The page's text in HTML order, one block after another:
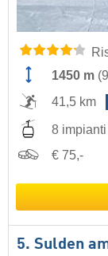
1450 m (
41,5 km
8
€ 75,-
5. Sulden